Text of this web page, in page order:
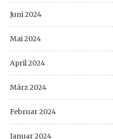
Juni 2024
Mai 2024
April 2024
März 2024
Februar 2024
Januar 2024